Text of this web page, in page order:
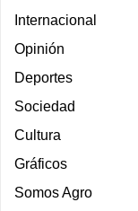
Internacional
Opinión
Deportes
Sociedad
Cultura
Gráficos
Somos Agro